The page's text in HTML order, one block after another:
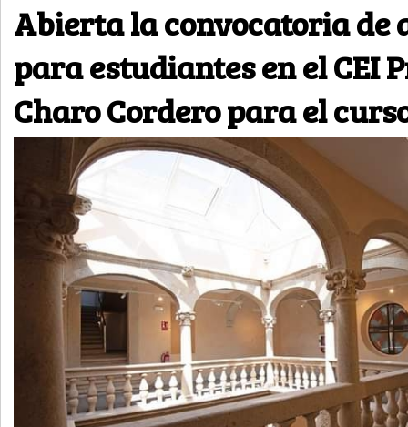
Abierta la convocatoria de
para estudiantes en el CEI
Charo Cordero para el